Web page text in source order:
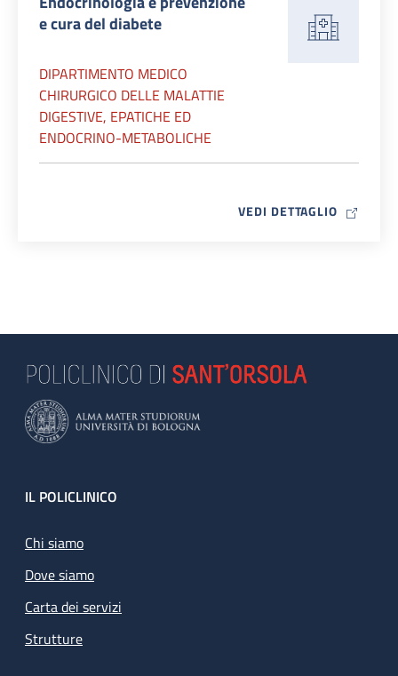
e cura del diabete
DIPARTIMENTO MEDICO
CHIRURGICO DELLE MALATTIE
DIGESTIVE, EPATICHE ED
ENDOCRINO-METABOLICHE
VEDI DETTAGLIO MAP ICON
Footer
IL POLICLINICO
Chi siamo
Dove siamo
Carta dei servizi
Strutture